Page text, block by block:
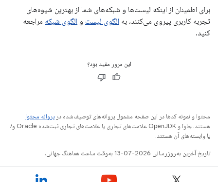
برای اطمینان از اینکه لیست‌ها و شبکه‌های شما از بهترین شیوه‌های
تجربه کاربری پیروی می‌کنند، به الگوی لیست و الگوی شبکه مراجعه
کنید.
این مرور مفید بود؟
محتوا و نمونه کدها در این صفحه مشمول پروانه‌های توصیف‌شده در پروانه محتوا
هستند. جاوا و OpenJDK علامت‌های تجاری یا علامت‌های تجاری ثبت‌شده Oracle و/
یا وابسته‌های آن هستند.
تاریخ آخرین به‌روزرسانی 2026-07-13 به‌وقت ساعت هماهنگ جهانی.